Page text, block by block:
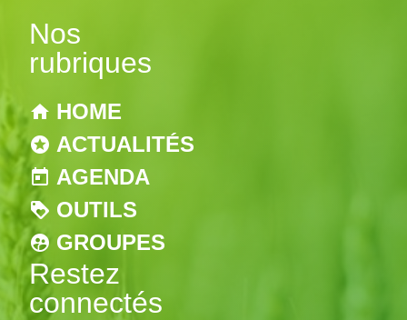
Nos
rubriques
HOME
ACTUALITÉS
AGENDA
OUTILS
GROUPES
Restez
connectés